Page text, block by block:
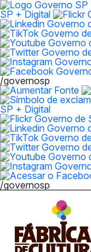
SP + Digital
/governosp
SP + Digital
/governosp